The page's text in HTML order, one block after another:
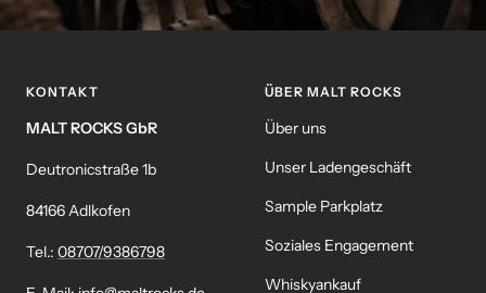
KONTAKT
MALT ROCKS GbR
Deutronicstraße 1b
84166 Adlkofen
Tel.: 08707/9386798
ÜBER MALT ROCKS
Über uns
Unser Ladengeschäft
Sample Parkplatz
Soziales Engagement
Whiskyankauf